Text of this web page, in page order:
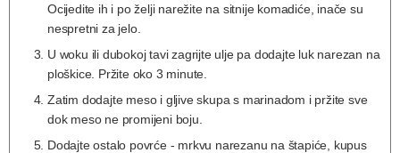
Ocijedite ih i po želji narežite na sitnije komadiće, inače su
nespretni za jelo.
U woku ili dubokoj tavi zagrijte ulje pa dodajte luk narezan na
ploškice. Pržite oko 3 minute.
Zatim dodajte meso i gljive skupa s marinadom i pržite sve
dok meso ne promijeni boju.
Dodajte ostalo povrće - mrkvu narezanu na štapiće, kupus